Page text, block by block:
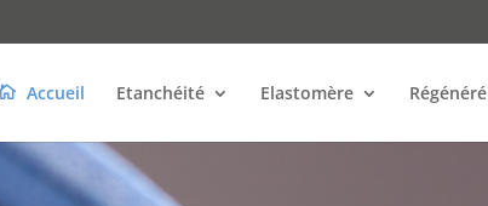
Accueil Etanchéité Elastomère Régénéré